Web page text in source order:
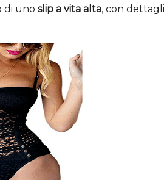
di uno slip a vita alta, con